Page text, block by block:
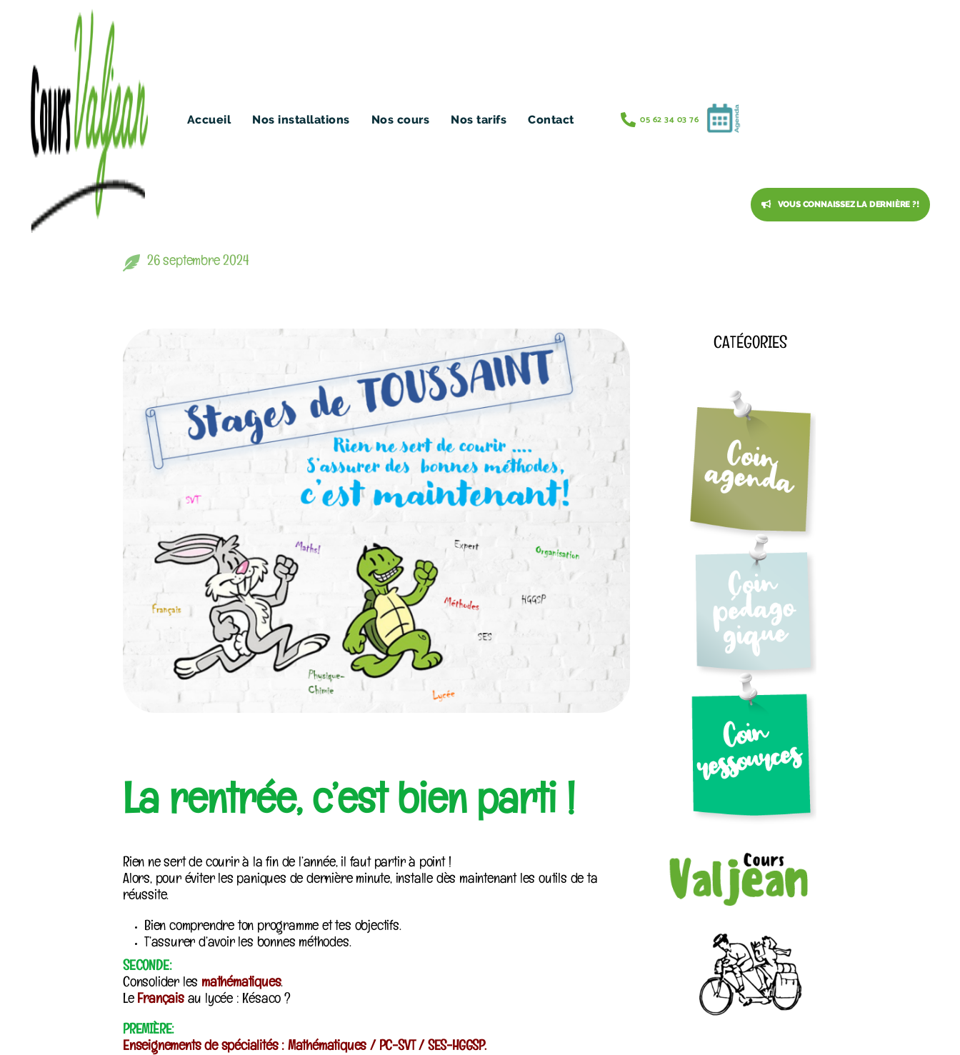
Accueil Nos installations Nos cours Nos tarifs Contact 05 62 34 03 76
VOUS CONNAISSEZ LA DERNIÈRE ?!
PARTAGEZ L’ARTICLE
26 septembre 2024
La rentrée, c’est bien parti !
Rien ne sert de courir à la fin de l’année, il faut partir à point !
Alors, pour éviter les paniques de dernière minute, installe dès maintenant les outils de ta
réussite.
Bien comprendre ton programme et tes objectifs.
T’assurer d’avoir les bonnes méthodes.
SECONDE:
Consolider les mathématiques.
Le Français au lycée : Késaco ?
PREMIÈRE:
Enseignements de spécialités : Mathématiques / PC-SVT / SES-HGGSP.
CATÉGORIES